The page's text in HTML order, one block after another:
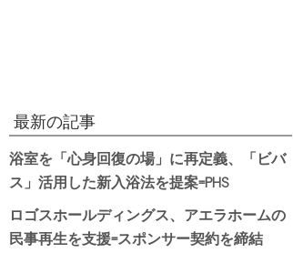
最新の記事
浴室を「心身回復の場」に再定義、「ビバ
ス」活用した新入浴法を提案=PHS
ロゴスホールディングス、アエラホームの
民事再生を支援=スポンサー契約を締結